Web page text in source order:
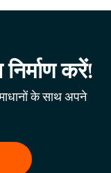
करें!
के साथ अपने